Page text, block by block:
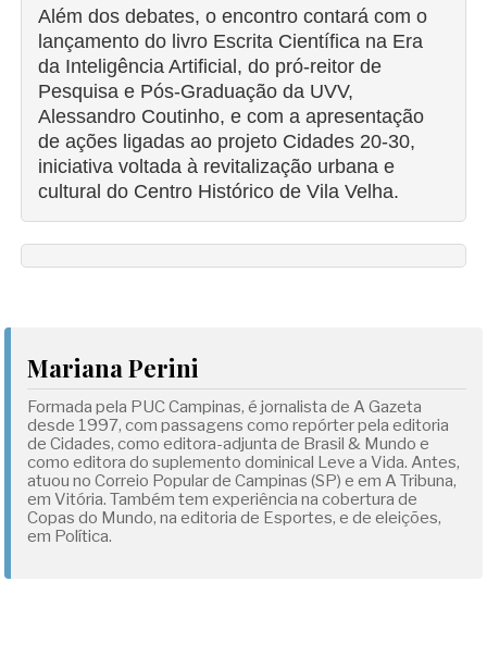
Além dos debates, o encontro contará com o
lançamento do livro Escrita Científica na Era
da Inteligência Artificial, do pró-reitor de
Pesquisa e Pós-Graduação da UVV,
Alessandro Coutinho, e com a apresentação
de ações ligadas ao projeto Cidades 20-30,
iniciativa voltada à revitalização urbana e
cultural do Centro Histórico de Vila Velha.
Mariana Perini
Formada pela PUC Campinas, é jornalista de A Gazeta
desde 1997, com passagens como repórter pela editoria
de Cidades, como editora-adjunta de Brasil & Mundo e
como editora do suplemento dominical Leve a Vida. Antes,
atuou no Correio Popular de Campinas (SP) e em A Tribuna,
em Vitória. Também tem experiência na cobertura de
Copas do Mundo, na editoria de Esportes, e de eleições,
em Política.